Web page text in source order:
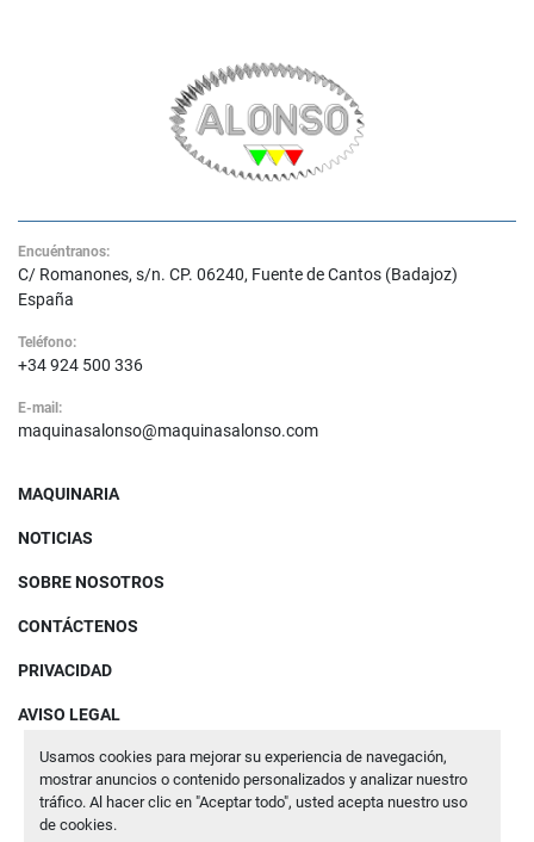
Usamos cookies para mejorar su experiencia de navegación,
mostrar anuncios o contenido personalizados y analizar nuestro
tráfico. Al hacer clic en "Aceptar todo", usted acepta nuestro uso
de cookies.
Encuéntranos:
C/ Romanones, s/n. CP. 06240, Fuente de Cantos (Badajoz)
España
Teléfono:
+34 924 500 336
E-mail:
maquinasalonso@maquinasalonso.com
MAQUINARIA
NOTICIAS
SOBRE NOSOTROS
CONTÁCTENOS
PRIVACIDAD
AVISO LEGAL
Administrar cookies